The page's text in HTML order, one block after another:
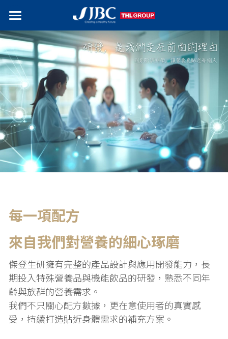
首頁
認識傑登
品牌介紹
研發與品質
研發實力
品質控管
展覽
搜索
每一項配方
來自我們對營養的細心琢磨
傑登生研擁有完整的產品設計與應用開發能力，長
期投入特殊營養品與機能飲品的研發，熟悉不同年
齡與族群的營養需求。
我們不只關心配方數據，更在意使用者的真實感
受，持續打造貼近身體需求的補充方案。